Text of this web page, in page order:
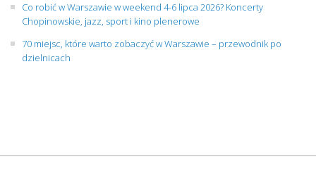
Co robić w Warszawie w weekend 4-6 lipca 2026? Koncerty
Chopinowskie, jazz, sport i kino plenerowe
70 miejsc, które warto zobaczyć w Warszawie – przewodnik po
dzielnicach